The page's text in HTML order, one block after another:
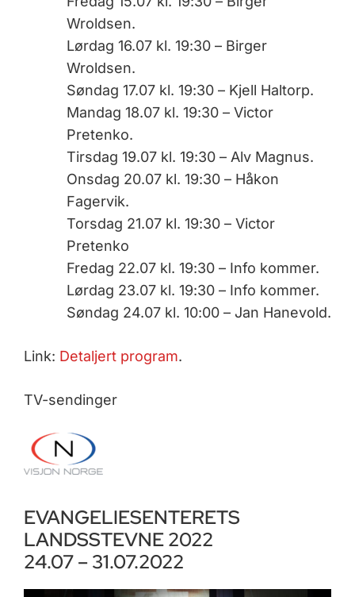
Wroldsen.
Lørdag 16.07 kl. 19:30 – Birger
Wroldsen.
Søndag 17.07 kl. 19:30 – Kjell Haltorp.
Mandag 18.07 kl. 19:30 – Victor
Pretenko.
Tirsdag 19.07 kl. 19:30 – Alv Magnus.
Onsdag 20.07 kl. 19:30 – Håkon
Fagervik.
Torsdag 21.07 kl. 19:30 – Victor
Pretenko
Fredag 22.07 kl. 19:30 – Info kommer.
Lørdag 23.07 kl. 19:30 – Info kommer.
Søndag 24.07 kl. 10:00 – Jan Hanevold.
Link: Detaljert program.
TV-sendinger
EVANGELIESENTERETS
LANDSSTEVNE 2022
24.07 – 31.07.2022